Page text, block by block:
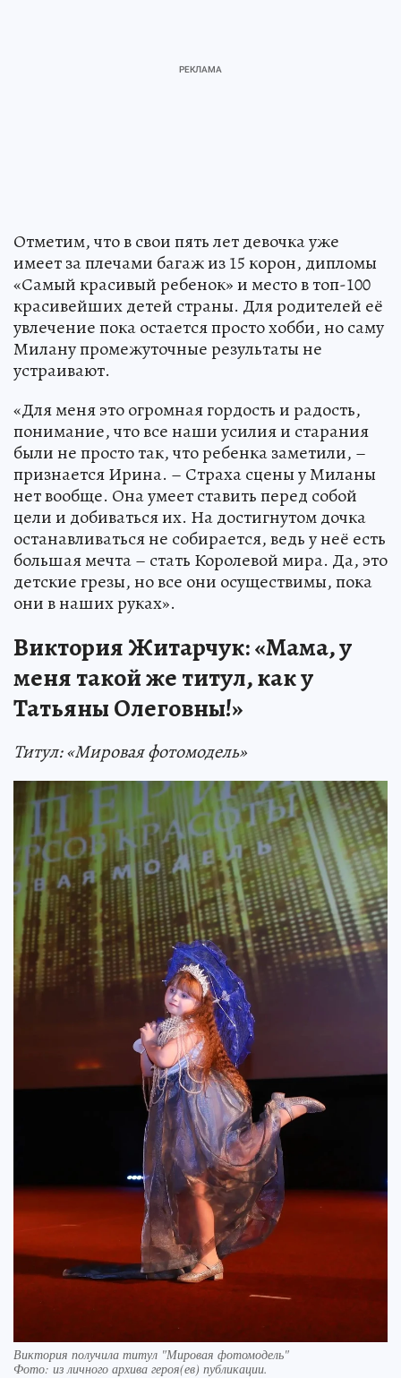
Отметим, что в свои пять лет девочка уже
имеет за плечами багаж из 15 корон, дипломы
«Самый красивый ребенок» и место в топ-100
красивейших детей страны. Для родителей её
увлечение пока остается просто хобби, но саму
Милану промежуточные результаты не
устраивают.
«Для меня это огромная гордость и радость,
понимание, что все наши усилия и старания
были не просто так, что ребенка заметили, –
признается Ирина. – Страха сцены у Миланы
нет вообще. Она умеет ставить перед собой
цели и добиваться их. На достигнутом дочка
останавливаться не собирается, ведь у неё есть
большая мечта – стать Королевой мира. Да, это
детские грезы, но все они осуществимы, пока
они в наших руках».
Виктория Житарчук: «Мама, у
меня такой же титул, как у
Татьяны Олеговны!»
Титул: «Мировая фотомодель»
Виктория получила титул "Мировая фотомодель"
Фото: из личного архива героя(ев) публикации.